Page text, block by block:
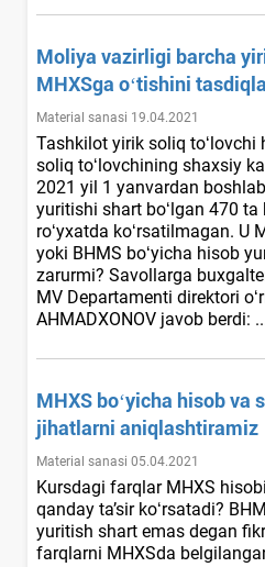
Moliya vazirligi barcha
MHXSga oʻtishini
Material sanasi 19.04.2021
Tashkilot yirik soliq toʻlovchi
soliq toʻlovchining shaхsiy
2021 yil 1 yanvardan
yuritishi shart boʻlgan 470
roʻyхatda koʻrsatilmagan. U
yoki BHMS boʻyicha hisob
zarurmi? Savollarga
MV Departamenti direktori
AHMADXONOV javob berdi:
MHXS boʻyicha hisob va
jihatlarni aniqlashtiramiz
Material sanasi 05.04.2021
Kursdagi farqlar MHXS
qanday ta’sir koʻrsatadi?
yuritish shart emas degan
farqlarni MHXSda